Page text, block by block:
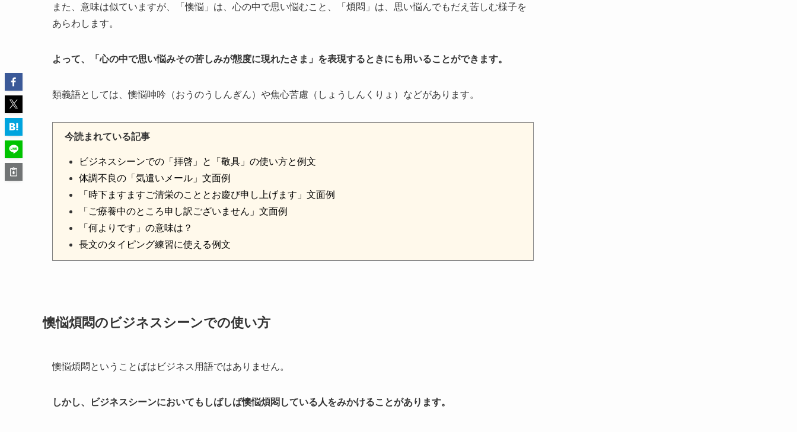
また、意味は似ていますが、「懊悩」は、心の中で思い悩むこと、「煩悶」は、思い悩んでもだえ苦しむ様子を
あらわします。
よって、 「心の中で思い悩みその苦しみが態度に現れたさま」を表現するときにも用いることができます。
類義語としては、懊悩呻吟（おうのうしんぎん）や焦心苦慮（しょうしんくりょ）などがあります。
今読まれている記事
ビジネスシーンでの「拝啓」と「敬具」の使い方と例文
体調不良の「気遣いメール」文面例
「時下ますますご清栄のこととお慶び申し上げます」文面例
「ご療養中のところ申し訳ございません」文面例
「何よりです」の意味は？
長文のタイピング練習に使える例文
懊悩煩悶のビジネスシーンでの使い方
懊悩煩悶ということばはビジネス用語ではありません。
しかし、ビジネスシーンにおいてもしばしば懊悩煩悶している人をみかけることがあります。